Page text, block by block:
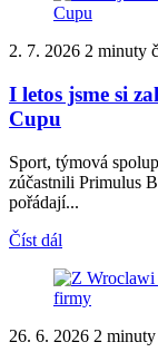
2. 7. 2026 2 minuty
I letos jsme si
Cupu
Sport, týmová
zúčastnili Primulus
pořádají...
Číst dál
26. 6. 2026 2